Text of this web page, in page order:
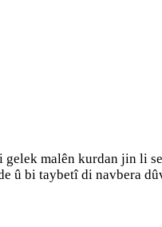
gelek malên kurdan jin li
û bi taybetî di navbera